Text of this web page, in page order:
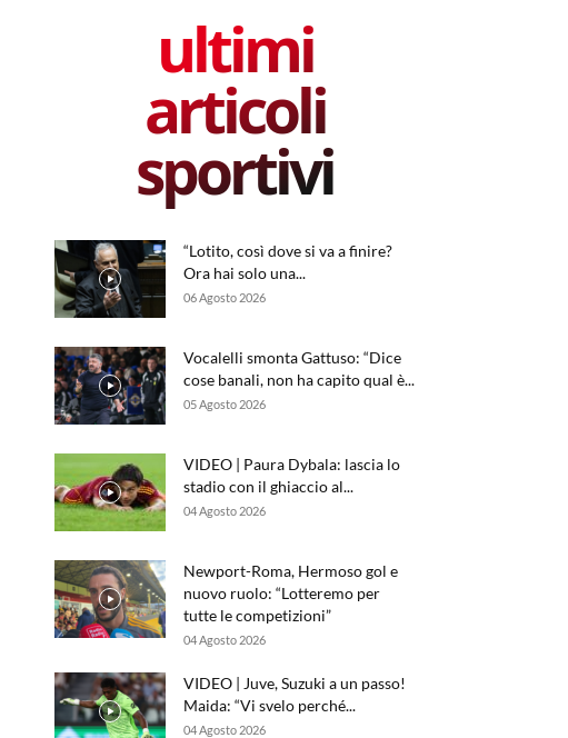
ultimi
articoli
sportivi
“Lotito, così dove si va a finire?
Ora hai solo una...
06 Agosto 2026
Vocalelli smonta Gattuso: “Dice
cose banali, non ha capito qual è...
05 Agosto 2026
VIDEO | Paura Dybala: lascia lo
stadio con il ghiaccio al...
04 Agosto 2026
Newport-Roma, Hermoso gol e
nuovo ruolo: “Lotteremo per
tutte le competizioni”
04 Agosto 2026
VIDEO | Juve, Suzuki a un passo!
Maida: “Vi svelo perché...
04 Agosto 2026